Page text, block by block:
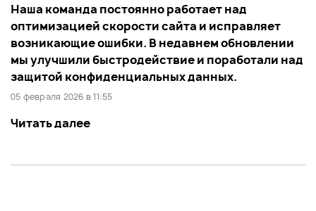
Наша команда постоянно работает над
оптимизацией скорости сайта и исправляет
возникающие ошибки. В недавнем обновлении
мы улучшили быстродействие и поработали над
защитой конфиденциальных данных.
05 февраля 2026 в 11:55
Читать далее